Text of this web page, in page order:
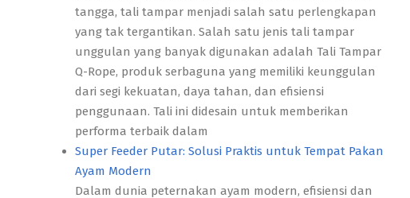
tangga, tali tampar menjadi salah satu perlengkapan
yang tak tergantikan. Salah satu jenis tali tampar
unggulan yang banyak digunakan adalah Tali Tampar
Q-Rope, produk serbaguna yang memiliki keunggulan
dari segi kekuatan, daya tahan, dan efisiensi
penggunaan. Tali ini didesain untuk memberikan
performa terbaik dalam
Super Feeder Putar: Solusi Praktis untuk Tempat Pakan
Ayam Modern
Dalam dunia peternakan ayam modern, efisiensi dan